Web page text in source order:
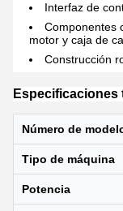
Interfaz de
Componentes
motor y caja de
Construcción
Especificaciones
Número de
Tipo de máquina
Potencia